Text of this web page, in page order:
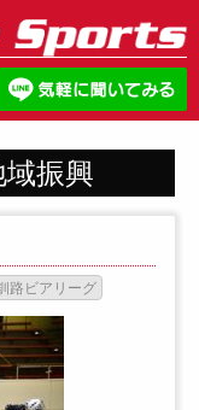
振興
路ビアリーグ